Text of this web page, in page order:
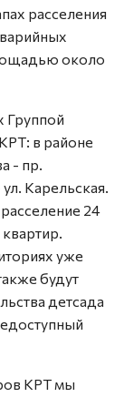
расселения
около
Группой
в районе
- пр.
Карельская.
24
уже
будут
детсада
КРТ мы